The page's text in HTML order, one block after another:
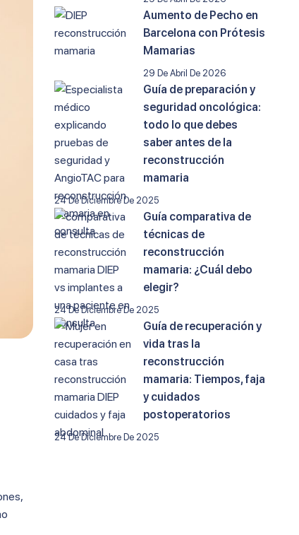
Aumento de Pecho en
Barcelona con Prótesis
Mamarias
29 De Abril De 2026
Guía de preparación y
seguridad oncológica:
todo lo que debes
saber antes de la
reconstrucción
mamaria
24 De Diciembre De 2025
Guía comparativa de
técnicas de
reconstrucción
mamaria: ¿Cuál debo
elegir?
24 De Diciembre De 2025
Guía de recuperación y
vida tras la
reconstrucción
mamaria: Tiempos, faja
y cuidados
postoperatorios
24 De Diciembre De 2025